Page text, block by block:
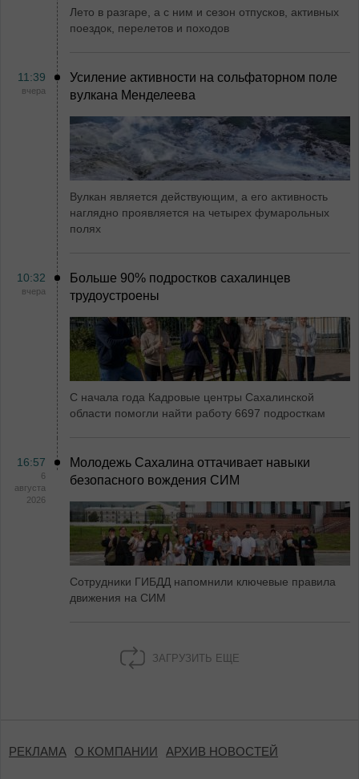
Лето в разгаре, а с ним и сезон отпусков, активных
поездок, перелетов и походов
11:39
вчера
Усиление активности на сольфаторном поле
вулкана Менделеева
Вулкан является действующим, а его активность
наглядно проявляется на четырех фумарольных
полях
10:32
вчера
Больше 90% подростков сахалинцев
трудоустроены
С начала года Кадровые центры Сахалинской
области помогли найти работу 6697 подросткам
16:57
6
августа
2026
Молодежь Сахалина оттачивает навыки
безопасного вождения СИМ
Сотрудники ГИБДД напомнили ключевые правила
движения на СИМ
ЗАГРУЗИТЬ ЕЩЕ
РЕКЛАМА О КОМПАНИИ АРХИВ НОВОСТЕЙ